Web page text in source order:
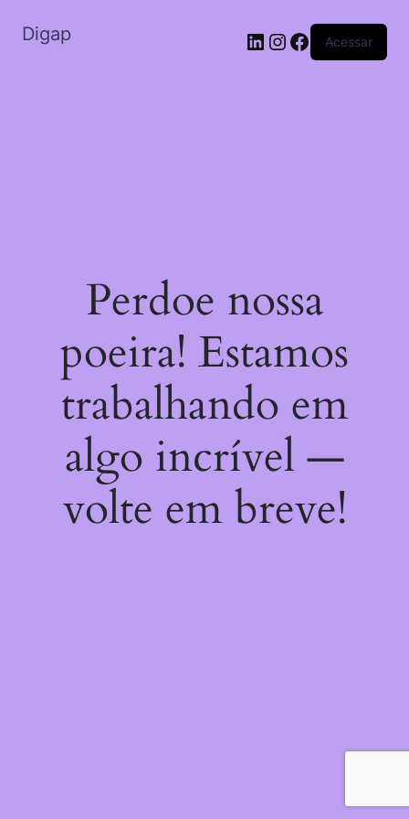
Digap Acessar
Perdoe nossa
poeira! Estamos
trabalhando em
algo incrível —
volte em breve!